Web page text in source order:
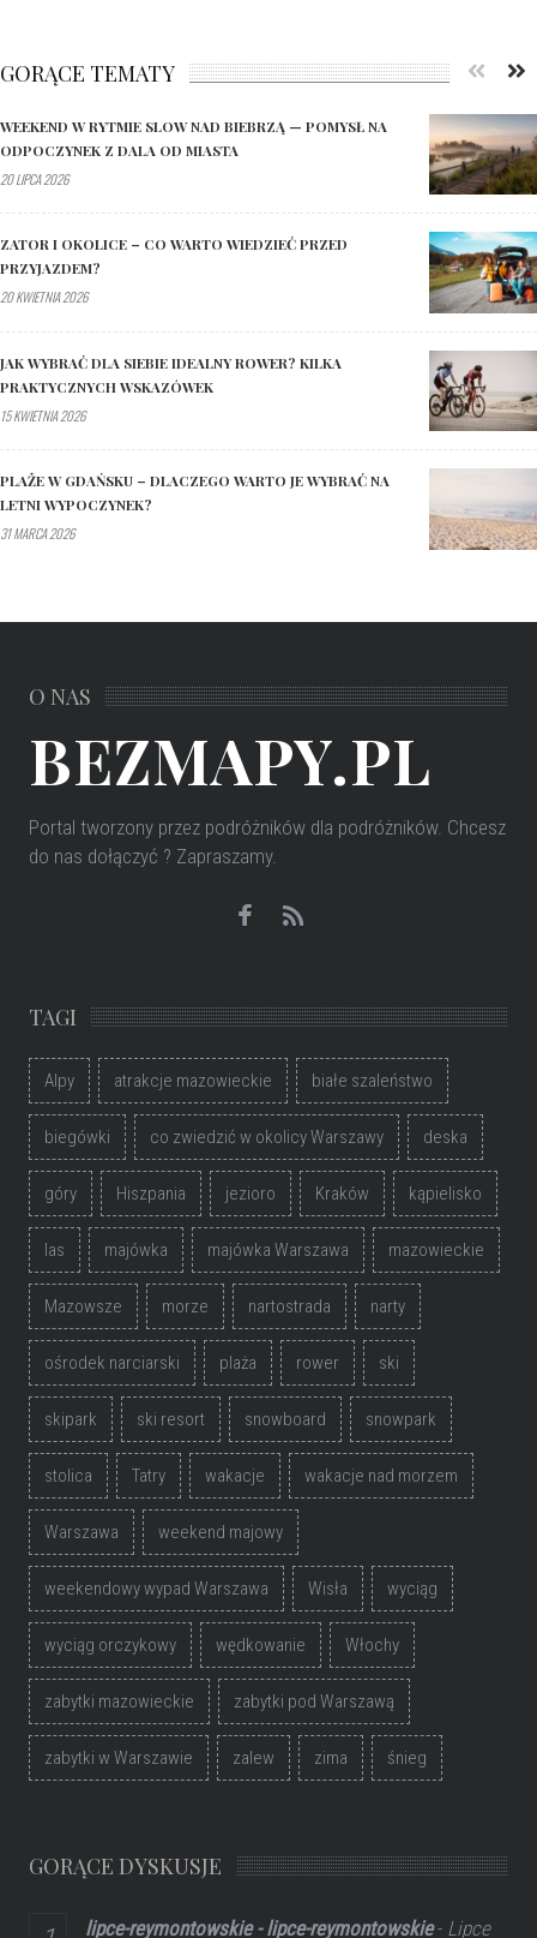
GORĄCE TEMATY
WEEKEND W RYTMIE SLOW NAD BIEBRZĄ — POMYSŁ NA
ODPOCZYNEK Z DALA OD MIASTA
20 LIPCA 2026
ZATOR I OKOLICE – CO WARTO WIEDZIEĆ PRZED
PRZYJAZDEM?
20 KWIETNIA 2026
JAK WYBRAĆ DLA SIEBIE IDEALNY ROWER? KILKA
PRAKTYCZNYCH WSKAZÓWEK
15 KWIETNIA 2026
PLAŻE W GDAŃSKU – DLACZEGO WARTO JE WYBRAĆ NA
LETNI WYPOCZYNEK?
31 MARCA 2026
O NAS
BEZMAPY.PL
Portal tworzony przez podróżników dla podróżników. Chcesz
do nas dołączyć ? Zapraszamy.
TAGI
Alpy atrakcje mazowieckie białe szaleństwo
biegówki co zwiedzić w okolicy Warszawy deska
góry Hiszpania jezioro Kraków kąpielisko
las majówka majówka Warszawa mazowieckie
Mazowsze morze nartostrada narty
ośrodek narciarski plaża rower ski
skipark ski resort snowboard snowpark
stolica Tatry wakacje wakacje nad morzem
Warszawa weekend majowy
weekendowy wypad Warszawa Wisła wyciąg
wyciąg orczykowy wędkowanie Włochy
zabytki mazowieckie zabytki pod Warszawą
zabytki w Warszawie zalew zima śnieg
GORĄCE DYSKUSJE
lipce-reymontowskie - lipce-reymontowskie- Lipce